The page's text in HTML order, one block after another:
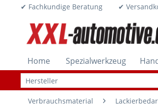
✔ Fachkundige Beratung ✔
Home Spezialwerkzeug
Verbrauchsmaterial